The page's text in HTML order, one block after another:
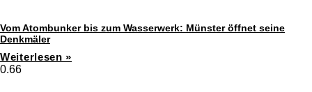
Vom Atombunker bis zum Wasserwerk: Münster öffnet seine
Denkmäler
Weiterlesen »